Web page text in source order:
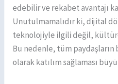
edebilir ve rekabet avantajı
Unutulmamalıdır ki, dijital
teknolojiyle ilgili değil,
Bu nedenle, tüm
olarak katılım sağlaması